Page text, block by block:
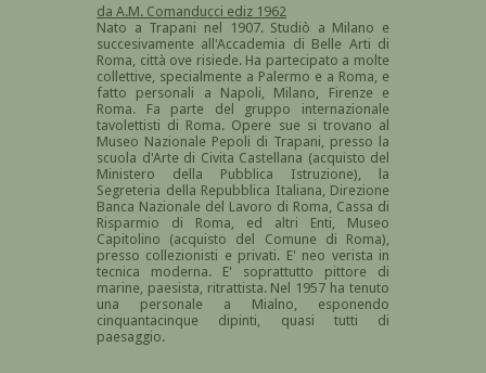
da A.M. Comanducci ediz 1962
Nato a Trapani nel 1907. Studiò a Milano e
succesivamente all'Accademia di Belle Arti di
Roma, città ove risiede. Ha partecipato a molte
collettive, specialmente a Palermo e a Roma, e
fatto personali a Napoli, Milano, Firenze e
Roma. Fa parte del gruppo internazionale
tavolettisti di Roma. Opere sue si trovano al
Museo Nazionale Pepoli di Trapani, presso la
scuola d'Arte di Civita Castellana (acquisto del
Ministero della Pubblica Istruzione), la
Segreteria della Repubblica Italiana, Direzione
Banca Nazionale del Lavoro di Roma, Cassa di
Risparmio di Roma, ed altri Enti, Museo
Capitolino (acquisto del Comune di Roma),
presso collezionisti e privati. E' neo verista in
tecnica moderna. E' soprattutto pittore di
marine, paesista, ritrattista. Nel 1957 ha tenuto
una personale a Mialno, esponendo
cinquantacinque dipinti, quasi tutti di
paesaggio.